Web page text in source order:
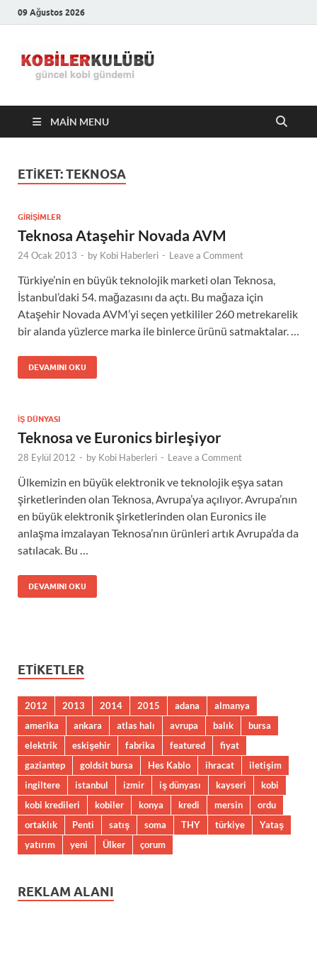
09 Ağustos 2026
Kulübü –
En Güncel
MAIN MENU
ETIKET:TEKNOSA
GIRIŞIMLER
Teknosa Ataşehir Novada AVM
24 Ocak 2013 - by Kobi Haberleri - Leave a Comment
Türkiye’nin en büyük teknolojik marketi olan Teknosa,
İstanbul’daki 54. mağazasını da açtı. Bu mağaza için
Ataşehir Novada AVM’yi seçen yetkililer 260 metrekarelik
bir alanda yüzlerce marka ile binlerce ürünü satmaktalar. …
DEVAMINI OKU
İŞ DÜNYASI
Teknosa ve Euronics birleşiyor
28 Eylül 2012 - by Kobi Haberleri - Leave a Comment
Ülkemizin en büyük elektronik ve teknolojik eşya satan
şirketlerinden olan Teknosa, Avrupa’ya açılıyor. Avrupa’nın
en büyük elektronik şirketlerinden olan Euronics ile
anlaşma imzalayan Teknosa’nın ürünleri artık Avrupa’da da
satılacak. Bu …
DEVAMINI OKU
ETIKETLER
2012 2013 2014 2015 adana
almanya
amerika
ankara atlas halı avrupa balık
bursa
elektrik
eskişehir fabrika featured
fiyat
gaziantep
goldsit bursa Hes Kablo ihracat
iletişim
ingiltere
istanbul izmir iş dünyası kayseri
kobi
kobi kredileri
kobiler konya kredi mersin
ordu
ortaklık
Penti satış soma THY türkiye
Yataş
yatırım
yeni Ülker çorum
REKLAM ALANI